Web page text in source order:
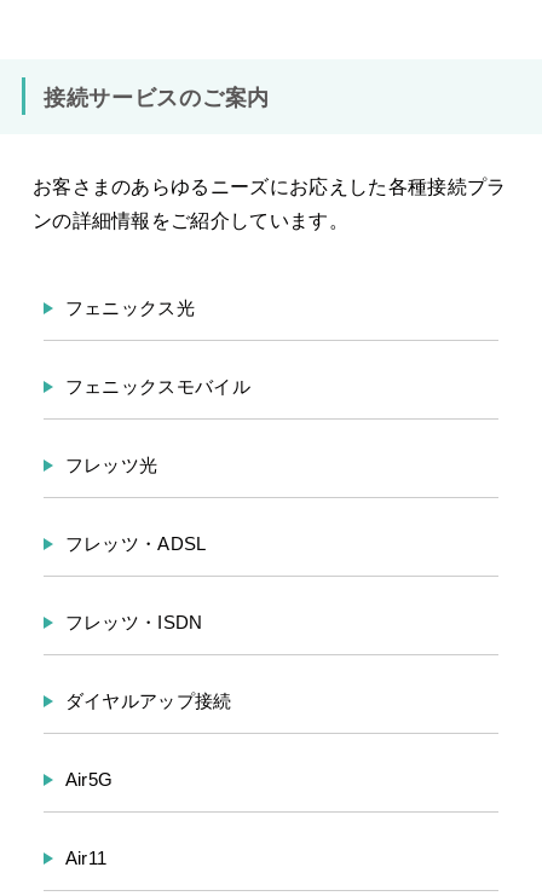
接続サービスのご案内
お客さまのあらゆるニーズにお応えした各種接続プラ
ンの詳細情報をご紹介しています。
フェニックス光
フェニックスモバイル
フレッツ光
フレッツ・ADSL
フレッツ・ISDN
ダイヤルアップ接続
Air5G
Air11